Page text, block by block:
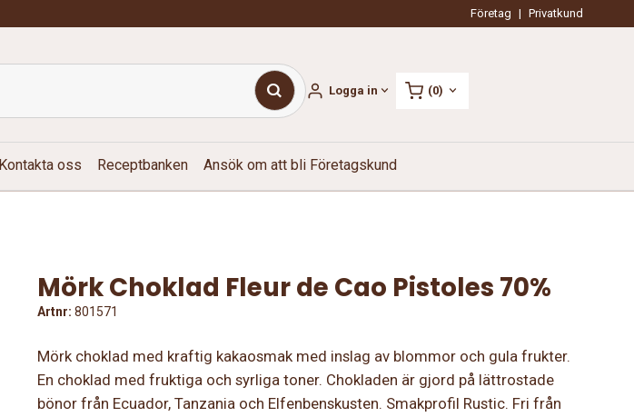
Företag | Privatkund
Logga in (0)
Kontakta oss Receptbanken Ansök om att bli Företagskund
Mörk Choklad Fleur de Cao Pistoles 70%
Artnr: 801571
Mörk choklad med kraftig kakaosmak med inslag av blommor och gula frukter.
En choklad med fruktiga och syrliga toner. Chokladen är gjord på lättrostade
bönor från Ecuador, Tanzania och Elfenbenskusten. Smakprofil Rustic. Fri från